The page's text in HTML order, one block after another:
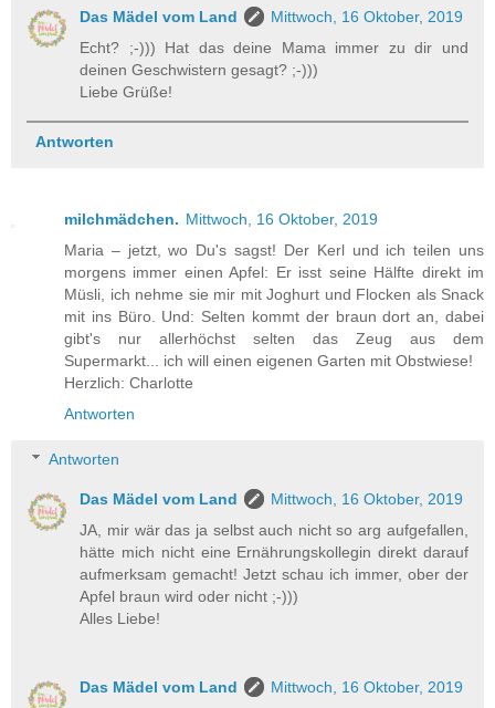
Das Mädel vom Land
Mittwoch, 16 Oktober, 2019
Echt? ;-))) Hat das deine Mama immer zu dir und
deinen Geschwistern gesagt? ;-)))
Liebe Grüße!
Antworten
milchmädchen. Mittwoch, 16 Oktober, 2019
Maria – jetzt, wo Du's sagst! Der Kerl und ich teilen uns
morgens immer einen Apfel: Er isst seine Hälfte direkt im
Müsli, ich nehme sie mir mit Joghurt und Flocken als Snack
mit ins Büro. Und: Selten kommt der braun dort an, dabei
gibt's nur allerhöchst selten das Zeug aus dem
Supermarkt... ich will einen eigenen Garten mit Obstwiese!
Herzlich: Charlotte
Antworten
Antworten
Das Mädel vom Land
Mittwoch, 16 Oktober, 2019
JA, mir wär das ja selbst auch nicht so arg aufgefallen,
hätte mich nicht eine Ernährungskollegin direkt darauf
aufmerksam gemacht! Jetzt schau ich immer, ober der
Apfel braun wird oder nicht ;-)))
Alles Liebe!
Das Mädel vom Land
Mittwoch, 16 Oktober, 2019